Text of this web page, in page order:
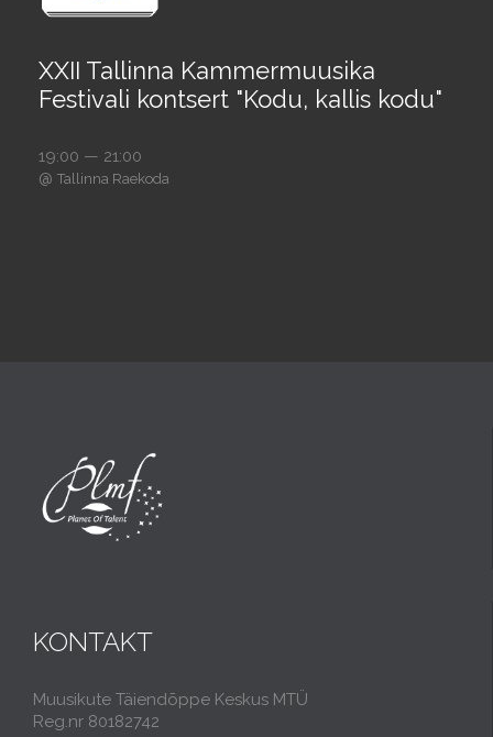
XXII Tallinna Kammermuusika
Festivali kontsert "Kodu, kallis kodu"
19:00 — 21:00
@ Tallinna Raekoda
KONTAKT
Muusikute Täiendõppe Keskus MTÜ
Reg.nr 80182742